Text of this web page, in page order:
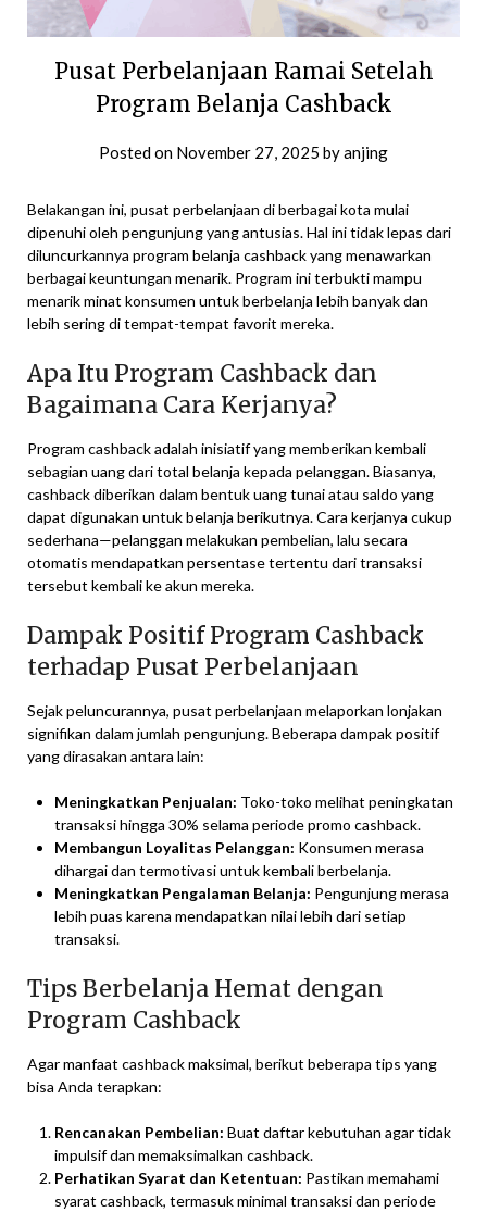
Pusat Perbelanjaan Ramai Setelah
Program Belanja Cashback
Posted on November 27, 2025 byanjing
Belakangan ini, pusat perbelanjaan di berbagai kota mulai
dipenuhi oleh pengunjung yang antusias. Hal ini tidak lepas dari
diluncurkannya program belanja cashback yang menawarkan
berbagai keuntungan menarik. Program ini terbukti mampu
menarik minat konsumen untuk berbelanja lebih banyak dan
lebih sering di tempat-tempat favorit mereka.
Apa Itu Program Cashback dan
Bagaimana Cara Kerjanya?
Program cashback adalah inisiatif yang memberikan kembali
sebagian uang dari total belanja kepada pelanggan. Biasanya,
cashback diberikan dalam bentuk uang tunai atau saldo yang
dapat digunakan untuk belanja berikutnya. Cara kerjanya cukup
sederhana—pelanggan melakukan pembelian, lalu secara
otomatis mendapatkan persentase tertentu dari transaksi
tersebut kembali ke akun mereka.
Dampak Positif Program Cashback
terhadap Pusat Perbelanjaan
Sejak peluncurannya, pusat perbelanjaan melaporkan lonjakan
signifikan dalam jumlah pengunjung. Beberapa dampak positif
yang dirasakan antara lain:
Meningkatkan Penjualan: Toko-toko melihat peningkatan
transaksi hingga 30% selama periode promo cashback.
Membangun Loyalitas Pelanggan: Konsumen merasa
dihargai dan termotivasi untuk kembali berbelanja.
Meningkatkan Pengalaman Belanja: Pengunjung merasa
lebih puas karena mendapatkan nilai lebih dari setiap
transaksi.
Tips Berbelanja Hemat dengan
Program Cashback
Agar manfaat cashback maksimal, berikut beberapa tips yang
bisa Anda terapkan:
Rencanakan Pembelian: Buat daftar kebutuhan agar tidak
impulsif dan memaksimalkan cashback.
Perhatikan Syarat dan Ketentuan: Pastikan memahami
syarat cashback, termasuk minimal transaksi dan periode